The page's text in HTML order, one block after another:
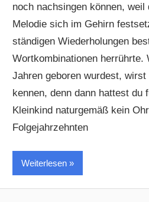
noch nachsingen können, weil
Melodie sich im Gehirn
ständigen Wiederholungen
Wortkombinationen herrührte.
Jahren geboren wurdest,
kennen, denn dann hattest du
Kleinkind naturgemäß kein
Folgejahrzehnten
Weiterlesen